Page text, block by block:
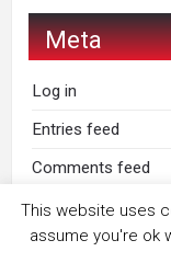
Meta
Log in
Entries feed
Comments feed
WordPress.org
This website uses
assume you're ok